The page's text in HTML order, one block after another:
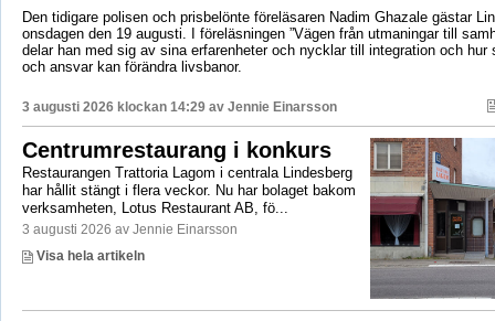
Den tidigare polisen och prisbelönte föreläsaren Nadim Ghazale gästar
onsdagen den 19 augusti. I föreläsningen ”Vägen från utmaningar till
delar han med sig av sina erfarenheter och nycklar till integration och hur
och ansvar kan förändra livsbanor.
3 augusti 2026 klockan 14:29 av Jennie Einarsson
Centrumrestaurang i konkurs
Restaurangen Trattoria Lagom i centrala Lindesberg
har hållit stängt i flera veckor. Nu har bolaget bakom
verksamheten, Lotus Restaurant AB, fö...
3 augusti 2026 av Jennie Einarsson
Visa hela artikeln